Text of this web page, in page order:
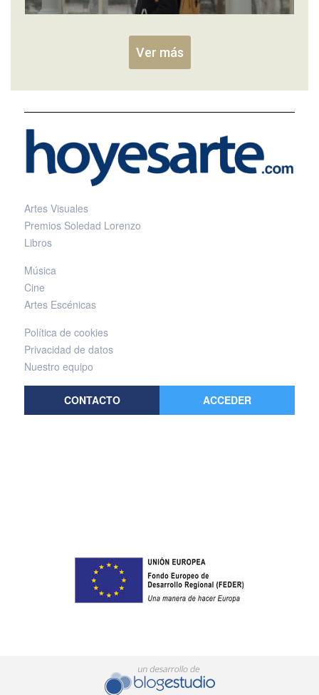
Ver más
Artes Visuales
Premios Soledad Lorenzo
Libros
Música
Cine
Artes Escénicas
Política de cookies
Privacidad de datos
Nuestro equipo
CONTACTO ACCEDER